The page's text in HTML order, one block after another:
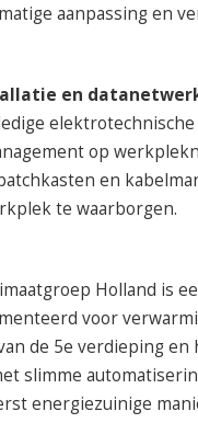
aanpassing en
en
op
en
te waarborgen.
Holland is
voor
de 5e verdieping
slimme
energiezuinige